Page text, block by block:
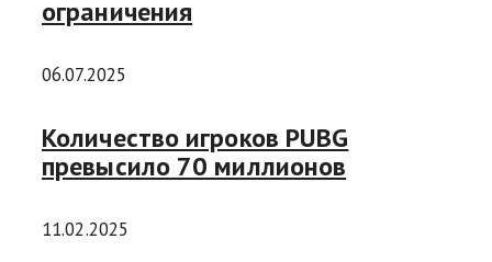
ограничения
06.07.2025
Количество игроков PUBG
превысило 70 миллионов
11.02.2025